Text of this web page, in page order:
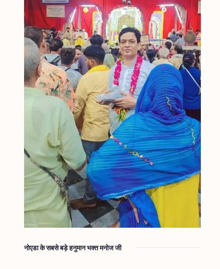
नोएडा के सबसे बड़े हनुमान भक्त मनोज जी